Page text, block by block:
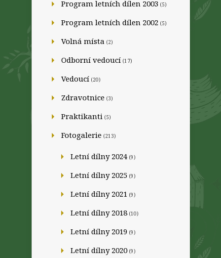
Program letních dílen 2003 (5)
Program letních dílen 2002 (5)
Volná místa (2)
Odborní vedoucí (17)
Vedoucí (20)
Zdravotnice (3)
Praktikanti (5)
Fotogalerie (213)
Letní dílny 2024 (9)
Letní dílny 2025 (9)
Letní dílny 2021 (9)
Letní dílny 2018 (10)
Letní dílny 2019 (9)
Letní dílny 2020 (9)